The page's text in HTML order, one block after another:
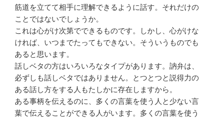
k
筋道を立てて相手に理解できるように話す。それだけの
ことではないでしょうか。
これは心がけ次第でできるものです。しかし、心がけな
ければ、いつまでたってもできない。そういうものでも
あると思います。
話しベタの方はいろいろなタイプがあります。訥弁は、
必ずしも話しベタではありません。とつとつと説得力の
ある話し方をする人もたしかに存在しますから。
ある事柄を伝えるのに、多くの言葉を使う人と少ない言
葉で伝えることができる人がいます。多くの言葉を使う